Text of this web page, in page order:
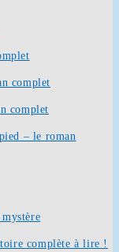
complet
complet
– le roman
complète à lire !